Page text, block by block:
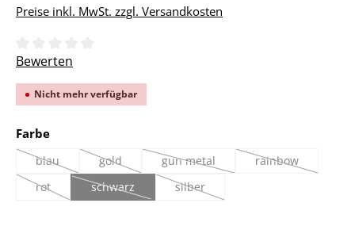
Preise inkl. MwSt. zzgl. Versandkosten
Durchschnittliche Bewertung von 0 von 5 Sternen
Bewerten
Nicht mehr verfügbar
Farbeauswählen
blau
(Diese Option ist zurzeit nicht verfügbar.)
gold
(Diese Option ist zurzeit nicht verfügbar.)
gun metal
(Diese Option ist zurzeit nicht
rainbow
(Diese Option
rot
(Diese Option ist zurzeit nicht verfügbar.)
schwarz
(Diese Option ist zurzeit nicht verfügbar.)
silber
(Diese Option ist zurzeit nicht